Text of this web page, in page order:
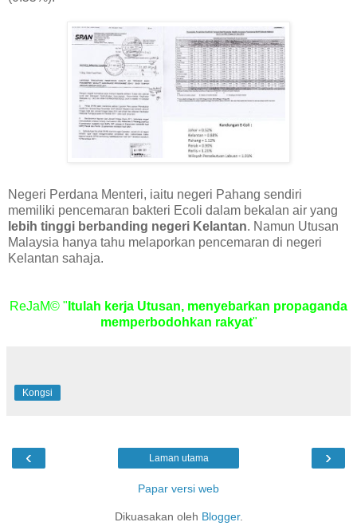
Negeri Perdana Menteri, iaitu negeri Pahang sendiri
memiliki pencemaran bakteri Ecoli dalam bekalan air yang
lebih tinggi berbanding negeri Kelantan. Namun Utusan
Malaysia hanya tahu melaporkan pencemaran di negeri
Kelantan sahaja.
ReJaM© " Itulah kerja Utusan, menyebarkan propaganda
memperbodohkan rakyat"
Kongsi
‹ ›
Laman utama
Papar versi web
Dikuasakan oleh Blogger.